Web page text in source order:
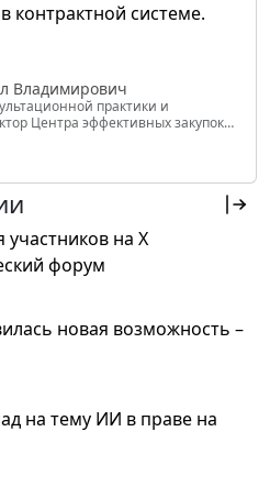
контрактной системе.
Владимирович
практики и
Центра эффективных закупок
участников на X
форум
новая возможность –
на тему ИИ в праве на